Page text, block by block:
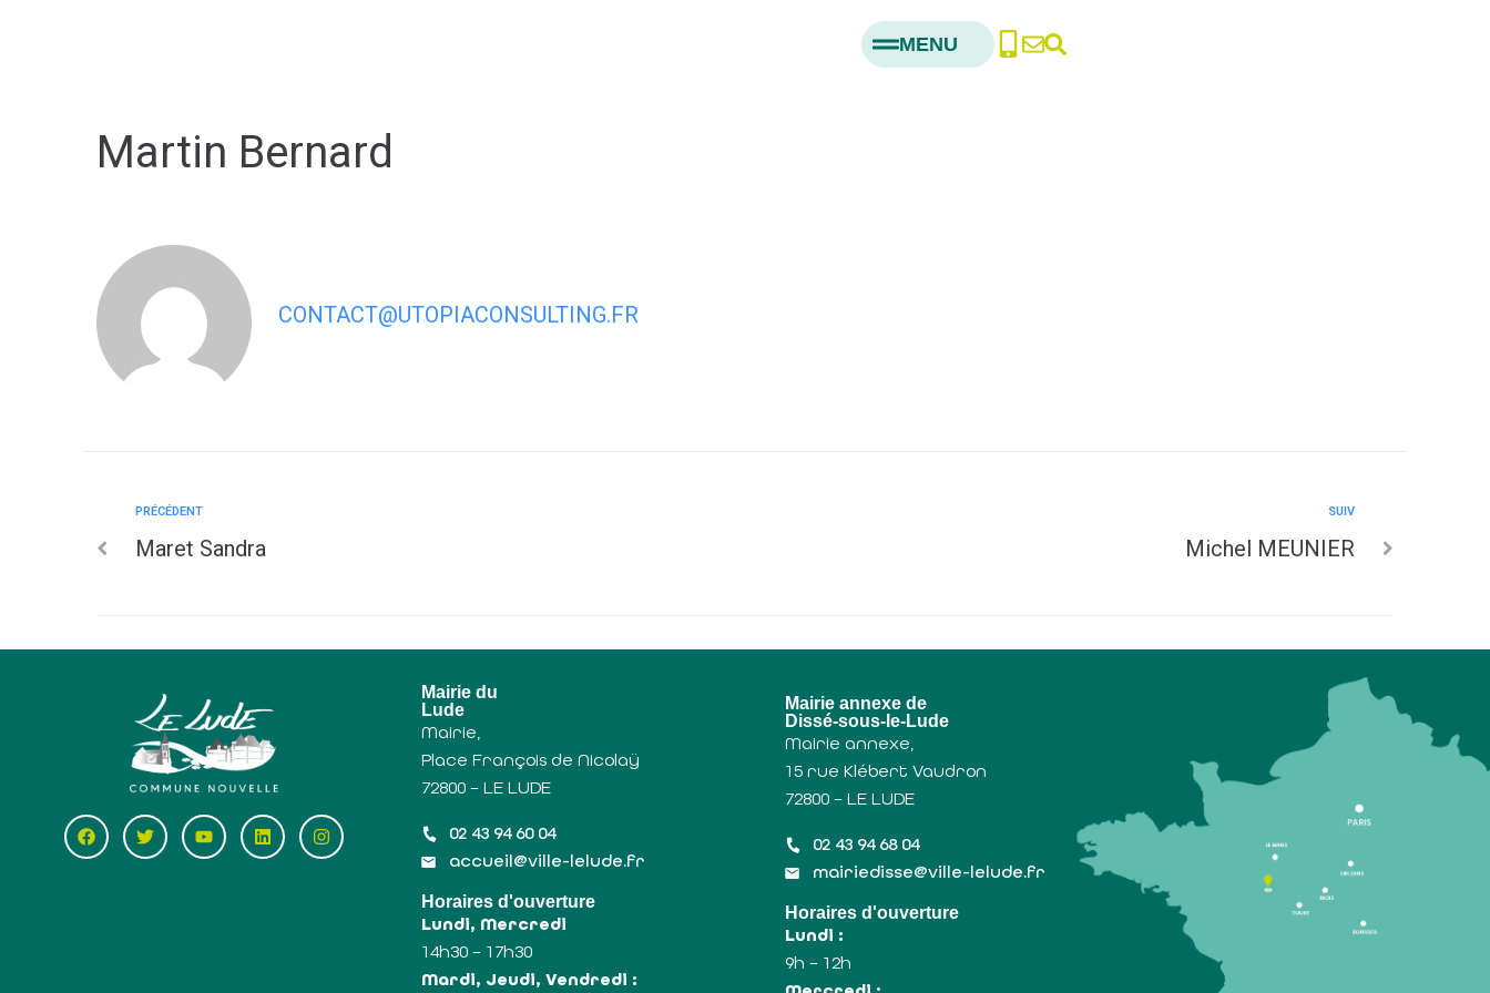
MENU
Martin Bernard
CONTACT@UTOPIACONSULTING.FR
PRÉCÉDENT
Maret Sandra
SUIV
Michel MEUNIER
Mairie du
Lude
Mairie,
Place François de Nicolaÿ
72800 – LE LUDE
02 43 94 60 04
accueil@ville-lelude.fr
Horaires d'ouverture
Lundi, Mercredi
14h30 – 17h30
Mardi, Jeudi, Vendredi :
Mairie annexe de
Dissé-sous-le-Lude
Mairie annexe,
15 rue Klébert Vaudron
72800 – LE LUDE
02 43 94 68 04
mairiedisse@ville-lelude.fr
Horaires d'ouverture
Lundi :
9h – 12h